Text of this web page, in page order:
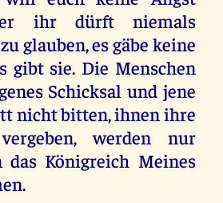
ihr dürft niemals
glauben, es gäbe keine
gibt sie. Die Menschen
Schicksal und jene
nicht bitten, ihnen ihre
werden nur
Königreich Meines